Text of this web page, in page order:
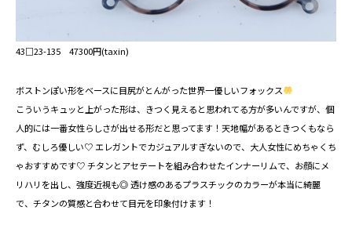
43□23-135⁡ 47300⁡円(taxin)
ボストンぽい形をベースに目尻がとんがった世界一優しいフォックス
こういうキュッと上がった形は、きつく見えると思われてる方が多いんですが、個
人的には一番女性らしさが出せる形だと思ってます！天地幅があるときつくもなら
ず、むしろ優しい♡ エレガントでカジュアルすぎないので、大人女性にめちゃくち
ゃおすすめです♡ チタンとアセテートを組み合わせたインナーリムで、お顔にメ
リハリを出し、強度近視も◎ 透け感のあるプラスチックのカラーが本当に綺麗
で、チタンの質感と合わせて目元を印象付けます！⁡